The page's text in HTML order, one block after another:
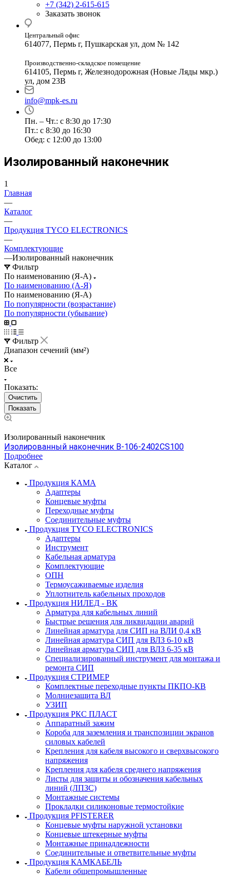
+7 (342) 2-615-615
Заказать звонок
Центральный офис
614077, Пермь г, Пушкарская ул, дом № 142
Производственно-складское помещение
614105, Пермь г, Железнодорожная (Новые Ляды мкр.)
ул, дом 23В
info@mpk-es.ru
Пн. – Чт.: с 8:30 до 17:30
Пт.: с 8:30 до 16:30
Обед: с 12:00 до 13:00
Изолированный наконечник
1
Главная
—
Каталог
—
Продукция TYCO ELECTRONICS
—
Комплектующие
—Изолированный наконечник
Фильтр
По наименованию (Я-А)
По наименованию (А-Я)
По наименованию (Я-А)
По популярности (возрастание)
По популярности (убывание)
Фильтр
Диапазон сечений (мм²)
Все
Показать:
Очистить
Изолированный наконечник
Изолированный наконечник B-106-2402CS100
Подробнее
Каталог
Продукция КАМА
Адаптеры
Концевые муфты
Переходные муфты
Соединительные муфты
Продукция TYCO ELECTRONICS
Адаптеры
Инструмент
Кабельная арматура
Комплектующие
ОПН
Термоусаживаемые изделия
Уплотнитель кабельных проходов
Продукция НИЛЕД - ВК
Арматура для кабельных линий
Быстрые решения для ликвидации аварий
Линейная арматура для СИП на ВЛИ 0,4 кВ
Линейная арматура СИП для ВЛЗ 6-10 кВ
Линейная арматура СИП для ВЛЗ 6-35 кВ
Специализированный инструмент для монтажа и
ремонта СИП
Продукция СТРИМЕР
Комплектные переходные пункты ПКПО-КВ
Молниезащита ВЛ
УЗИП
Продукция РКС ПЛАСТ
Аппаратный зажим
Короба для заземления и транспозиции экранов
силовых кабелей
Крепления для кабеля высокого и сверхвысокого
напряжения
Крепления для кабеля среднего напряжения
Листы для защиты и обозначения кабельных
линий (ЛПЗС)
Монтажные системы
Прокладки силиконовые термостойкие
Продукция PFISTERER
Концевые муфты наружной установки
Концевые штекерные муфты
Монтажные принадлежности
Соединительные и ответвительные муфты
Продукция КАМКАБЕЛЬ
Кабели общепромышленные